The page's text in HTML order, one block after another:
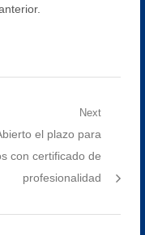
Next
el plazo para
con certificado de
profesionalidad